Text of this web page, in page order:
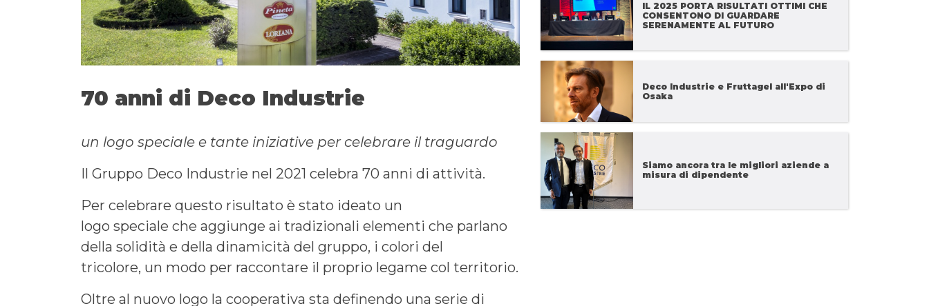
70 anni di Deco Industrie
un logo speciale e tante iniziative per celebrare il traguardo
Il Gruppo Deco Industrie nel 2021 celebra 70 anni di attività.
Per celebrare questo risultato è stato ideato un
logo speciale che aggiunge ai tradizionali elementi che parlano
della solidità e della dinamicità del gruppo, i colori del
tricolore, un modo per raccontare il proprio legame col territorio.
Oltre al nuovo logo la cooperativa sta definendo una serie di
IL 2025 PORTA RISULTATI OTTIMI CHE
CONSENTONO DI GUARDARE
SERENAMENTE AL FUTURO
Deco Industrie e Fruttagel all'Expo di
Osaka
Siamo ancora tra le migliori aziende a
misura di dipendente